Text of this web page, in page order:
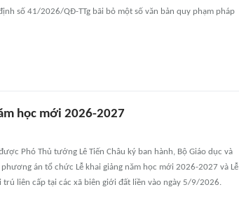
số 41/2026/QĐ-TTg bãi bỏ một số văn bản quy phạm pháp
học mới 2026-2027
Phó Thủ tướng Lê Tiến Châu ký ban hành, Bộ Giáo dục và
án tổ chức Lễ khai giảng năm học mới 2026-2027 và Lễ
liên cấp tại các xã biên giới đất liền vào ngày 5/9/2026.